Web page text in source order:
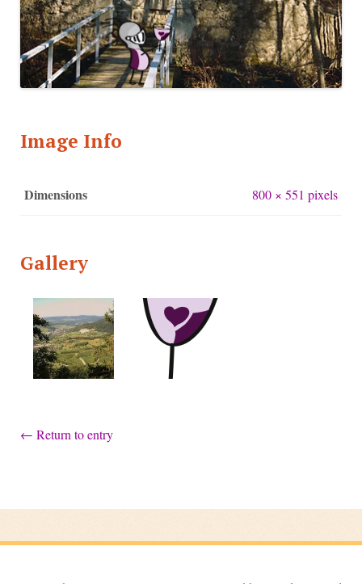
Image Info
Dimensions 800 × 551 pixels
Gallery
← Return to entry